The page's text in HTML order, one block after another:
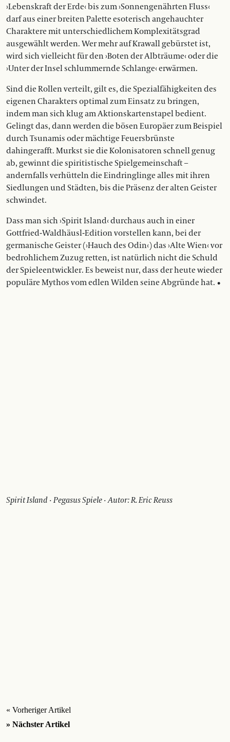
›Lebenskraft der Erde‹ bis zum ›Sonnengenährten Fluss‹
darf aus einer breiten Palette esoterisch angehauchter
Charaktere mit unterschiedlichem Komplexitätsgrad
ausgewählt werden. Wer mehr auf Krawall gebürstet ist,
wird sich vielleicht für den ›Boten der Albträume‹ oder die
›Unter der Insel schlummernde Schlange‹ erwärmen.
Sind die Rollen verteilt, gilt es, die Spezialfähigkeiten des
eigenen Charakters optimal zum Einsatz zu bringen,
indem man sich klug am Aktionskartenstapel bedient.
Gelingt das, dann werden die bösen Europäer zum Beispiel
durch Tsunamis oder mächtige Feuersbrünste
dahingerafft. Murkst sie die Kolonisatoren schnell genug
ab, gewinnt die spiritistische Spielgemeinschaft –
andernfalls verhütteln die Eindringlinge alles mit ihren
Siedlungen und Städten, bis die Präsenz der alten Geister
schwindet.
Dass man sich ›Spirit Island‹ durchaus auch in einer
Gottfried-Waldhäusl-Edition vorstellen kann, bei der
germanische Geister (›Hauch des Odin‹) das ›Alte Wien‹ vor
bedrohlichem Zuzug retten, ist natürlich nicht die Schuld
der Spieleentwickler. Es beweist nur, dass der heute wieder
populäre Mythos vom edlen Wilden seine Abgründe hat. •
Spirit Island · Pegasus Spiele · Autor: R. Eric Reuss
« Vorheriger Artikel
» Nächster Artikel